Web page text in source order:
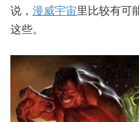
说， 漫威宇宙里比较有可
这些。